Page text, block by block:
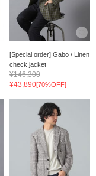
[Special order] Gabo / Linen
check jacket
¥146,300
¥43,890[70%OFF]